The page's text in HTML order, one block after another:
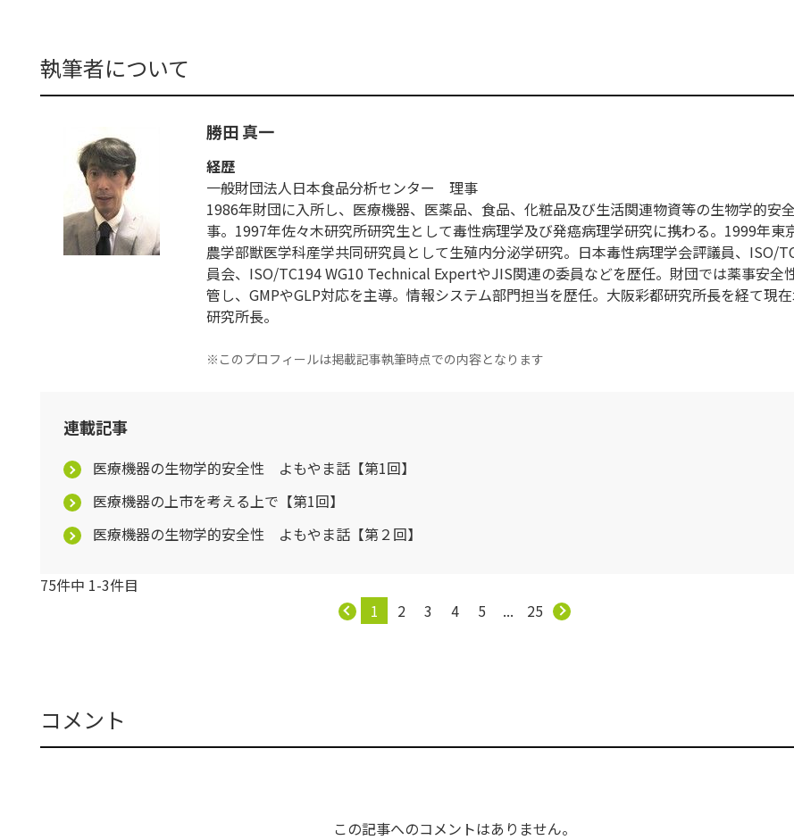
執筆者について
勝田 真一
経歴
一般財団法人日本食品分析センター 理事
1986年財団に入所し、医療機器、医薬品、食品、化粧品及び生活関連物資等の生物学的安
事。1997年佐々木研究所研究生として毒性病理学及び発癌病理学研究に携わる。1999年東
農学部獣医学科産学共同研究員として生殖内分泌学研究。日本毒性病理学会評議員、ISO/
員会、ISO/TC194 WG10 Technical ExpertやJIS関連の委員などを歴任。財団では薬事安全
管し、GMPやGLP対応を主導。情報システム部門担当を歴任。大阪彩都研究所長を経て現
研究所長。
※このプロフィールは掲載記事執筆時点での内容となります
連載記事
医療機器の生物学的安全性 よもやま話【第1回】
医療機器の上市を考える上で【第1回】
医療機器の生物学的安全性 よもやま話【第２回】
75件中 1-3件目
1
2 3 4 5 ... 25
コメント
この記事へのコメントはありません。